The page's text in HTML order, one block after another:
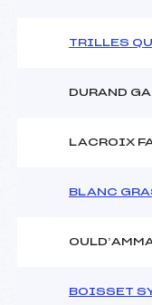
TRILLES
DURAND
LACROIX
BLANC
BOISSET